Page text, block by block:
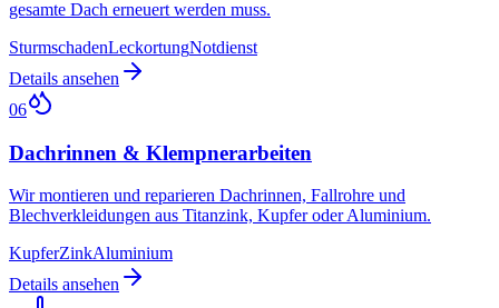
gesamte Dach erneuert werden muss.
SturmschadenLeckortungNotdienst
Details ansehen
06
Dachrinnen & Klempnerarbeiten
Wir montieren und reparieren Dachrinnen, Fallrohre und
Blechverkleidungen aus Titanzink, Kupfer oder Aluminium.
KupferZinkAluminium
Details ansehen